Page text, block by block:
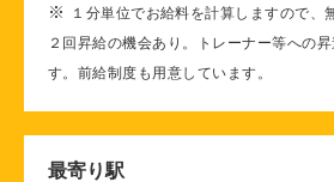
※
１分単位でお給料を計算しますので、
２回昇給の機会あり。トレーナー等への
す。前給制度も用意しています。
最寄り駅